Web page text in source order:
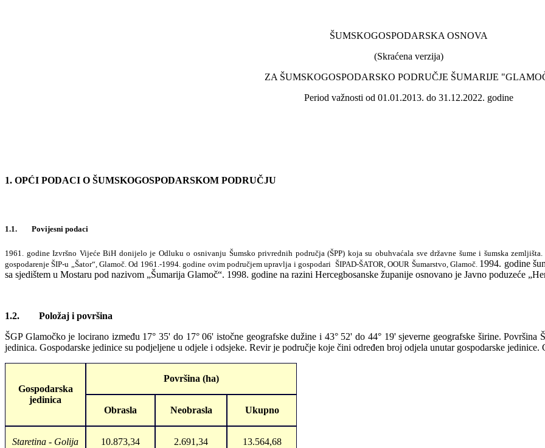
ŠUMSKOGOSPODARSKA OSNOVA
(Skraćena verzija)
ZA ŠUMSKOGOSPODARSKO PODRUČJE ŠUMARIJE
Period važnosti od 01.01.2013. do 31.12.2022. godine
1. OPĆI PODACI O ŠUMSKOGOSPODARSKOM PODRUČJU
1.1. Povijesni podaci
1961. godine Izvršno Vijeće BiH donijelo je Odluku o osnivanju Šumsko privrednih područja (ŠPP) koja su obuhvaćala sve državne šume i šumska
gospodarenje ŠIP-u „Šator“, Glamoč. Od 1961.-1994. godine ovim područjem upravlja i gospodari ŠIPAD-ŠATOR, OOUR Šumarstvo, Glamoč. 1994. godine
sa sjedištem u Mostaru pod nazivom „Šumarija Glamoč“. 1998. godine na razini Hercegbosanske županije osnovano je Javno poduzeće
1.2. Položaj i površina
ŠGP Glamočko je locirano između 17° 35' do 17° 06' istočne geografske dužine i 43° 52' do 44° 19' sjeverne geografske širine.
jedinica. Gospodarske jedinice su podjeljene u odjele i odsjeke. Revir je područje koje čini određen broj odjela unutar gospodarske jedinice.
Gospodarska
jedinica
Površina (ha)
Obrasla Neobrasla Ukupno
Staretina - Golija 10.873,34 2.691,34 13.564,68